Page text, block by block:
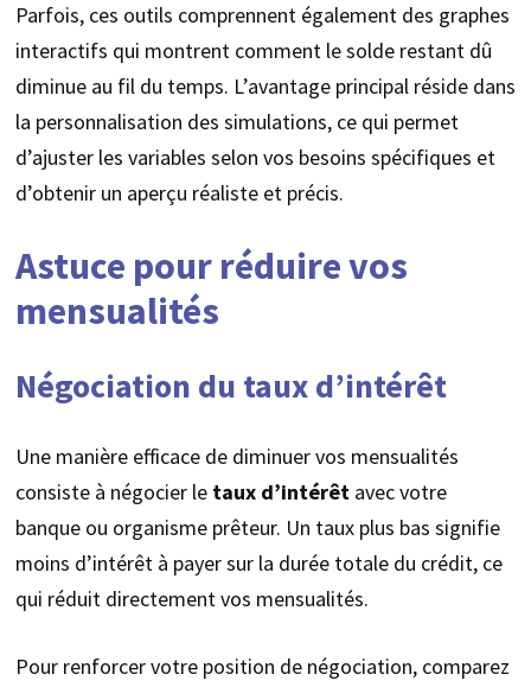
Parfois, ces outils comprennent également des graphes
interactifs qui montrent comment le solde restant dû
diminue au fil du temps. L’avantage principal réside dans
la personnalisation des simulations, ce qui permet
d’ajuster les variables selon vos besoins spécifiques et
d’obtenir un aperçu réaliste et précis.
Astuce pour réduire vos
mensualités
Négociation du taux d’intérêt
Une manière efficace de diminuer vos mensualités
consiste à négocier le taux d’intérêtavec votre
banque ou organisme prêteur. Un taux plus bas signifie
moins d’intérêt à payer sur la durée totale du crédit, ce
qui réduit directement vos mensualités.
Pour renforcer votre position de négociation, comparez